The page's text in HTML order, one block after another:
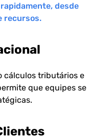
desde
recursos.
cálculos tributários e
que equipes se